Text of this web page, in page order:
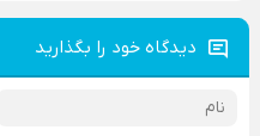
دیدگاه خود را بگذارید